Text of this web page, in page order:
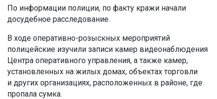
По информации полиции, по факту кражи начали
досудебное расследование.
В ходе оперативно-розыскных мероприятий
полицейские изучили записи камер видеонаблюдения
Центра оперативного управления, а также камер,
установленных на жилых домах, объектах торговли
и других организациях, расположенных в районе, где
пропала сумка.